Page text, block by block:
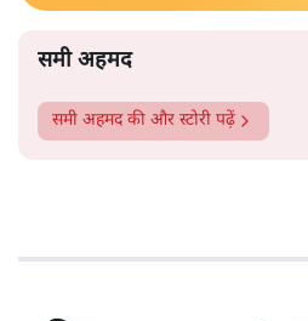
समी अहमद
समी अहमदकी और स्टोरी पढ़ें